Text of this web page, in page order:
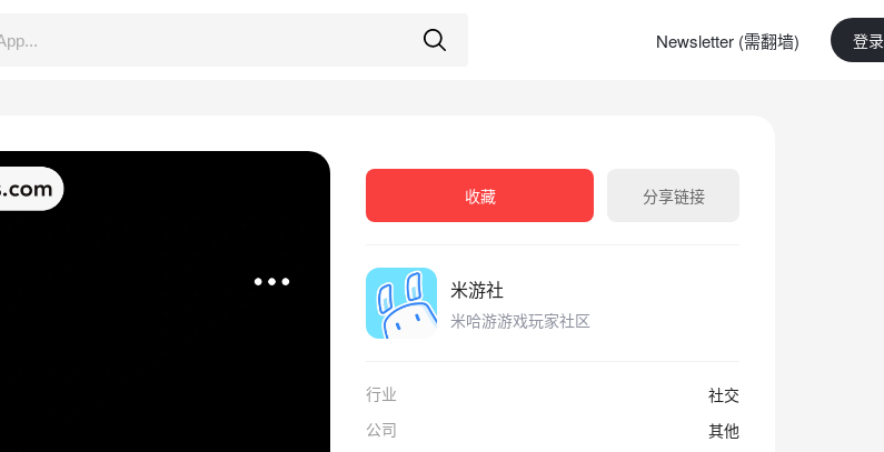
Newsletter (需翻墙) 登
收藏 分享链接
米游社
米哈游游戏玩家社区
行业
社交
公司
其他